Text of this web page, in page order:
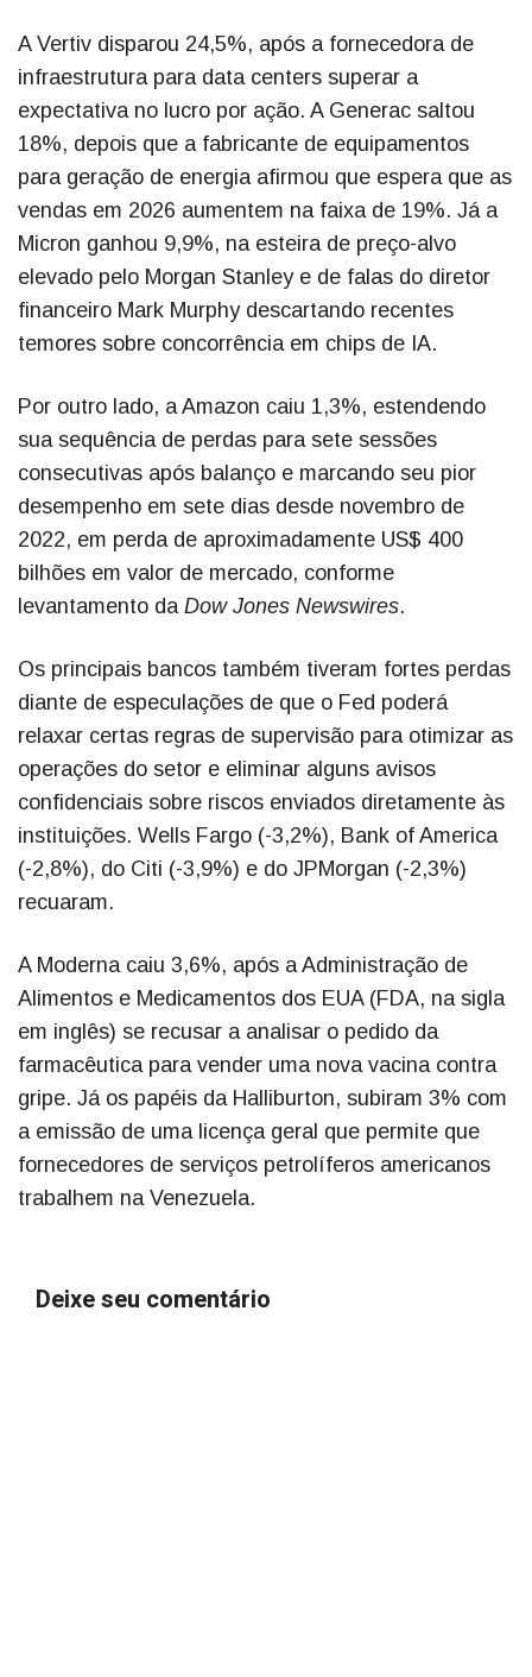
A Vertiv disparou 24,5%, após a fornecedora de
infraestrutura para data centers superar a
expectativa no lucro por ação. A Generac saltou
18%, depois que a fabricante de equipamentos
para geração de energia afirmou que espera que as
vendas em 2026 aumentem na faixa de 19%. Já a
Micron ganhou 9,9%, na esteira de preço-alvo
elevado pelo Morgan Stanley e de falas do diretor
financeiro Mark Murphy descartando recentes
temores sobre concorrência em chips de IA.
Por outro lado, a Amazon caiu 1,3%, estendendo
sua sequência de perdas para sete sessões
consecutivas após balanço e marcando seu pior
desempenho em sete dias desde novembro de
2022, em perda de aproximadamente US$ 400
bilhões em valor de mercado, conforme
levantamento da Dow Jones Newswires.
Os principais bancos também tiveram fortes perdas
diante de especulações de que o Fed poderá
relaxar certas regras de supervisão para otimizar as
operações do setor e eliminar alguns avisos
confidenciais sobre riscos enviados diretamente às
instituições. Wells Fargo (-3,2%), Bank of America
(-2,8%), do Citi (-3,9%) e do JPMorgan (-2,3%)
recuaram.
A Moderna caiu 3,6%, após a Administração de
Alimentos e Medicamentos dos EUA (FDA, na sigla
em inglês) se recusar a analisar o pedido da
farmacêutica para vender uma nova vacina contra
gripe. Já os papéis da Halliburton, subiram 3% com
a emissão de uma licença geral que permite que
fornecedores de serviços petrolíferos americanos
trabalhem na Venezuela.
Deixe seu comentário